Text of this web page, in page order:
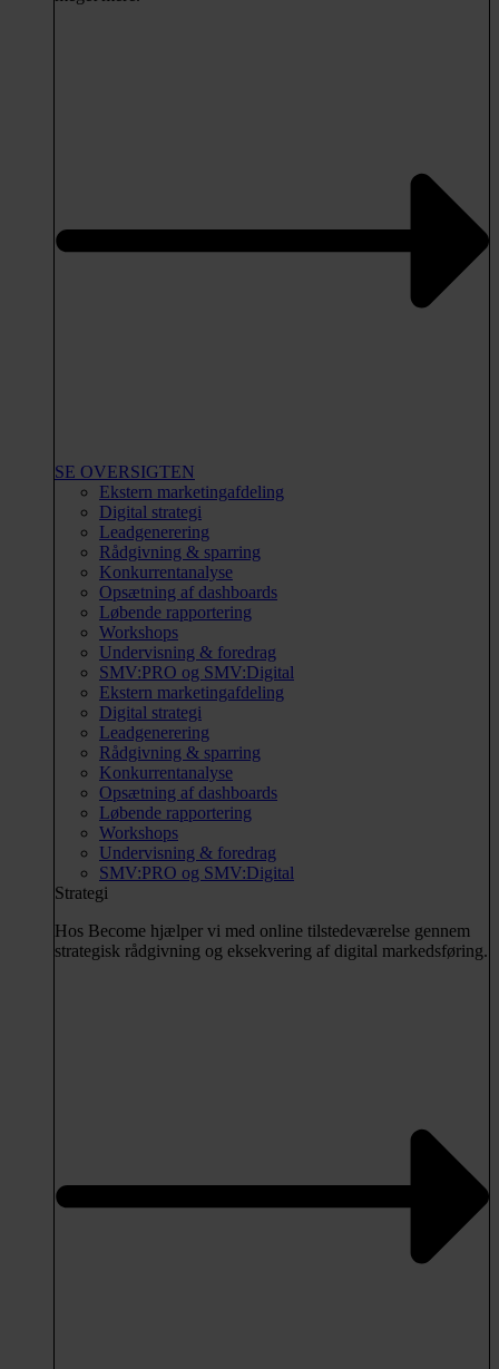
SE OVERSIGTEN
Ekstern marketingafdeling
Digital strategi
Leadgenerering
Rådgivning & sparring
Konkurrentanalyse
Opsætning af dashboards
Løbende rapportering
Workshops
Undervisning & foredrag
SMV:PRO og SMV:Digital
Ekstern marketingafdeling
Digital strategi
Leadgenerering
Rådgivning & sparring
Konkurrentanalyse
Opsætning af dashboards
Løbende rapportering
Workshops
Undervisning & foredrag
SMV:PRO og SMV:Digital
Strategi
Hos Become hjælper vi med online tilstedeværelse gennem
strategisk rådgivning og eksekvering af digital markedsføring.